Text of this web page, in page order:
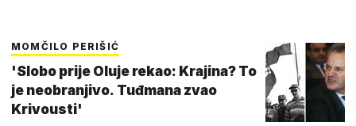
MOMČILO PERIŠIĆ
'Slobo prije Oluje rekao: Krajina? To
je neobranjivo. Tuđmana zvao
Krivousti'